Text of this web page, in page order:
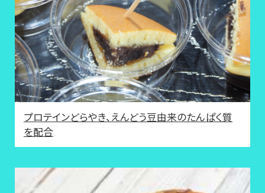
プロテインどらやき、えんどう豆由来のたんぱく質
を配合